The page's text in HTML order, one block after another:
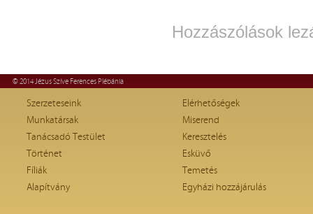
Hozzászólások
© 2014 Jézus Szíve Ferences Plébánia
Szerzeteseink
Munkatársak
Tanácsadó Testület
Történet
Fíliák
Alapítvány
Elérhetőségek
Miserend
Keresztelés
Esküvő
Temetés
Egyházi hozzájárulás